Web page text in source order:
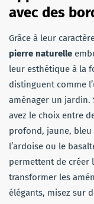
avec des
Grâce à leur
pierre naturelle
leur esthétique à la
distinguent comme
aménager un jardin.
avez le choix entre
profond, jaune, bleu
l’ardoise ou le
permettent de créer
transformer les
élégants, misez sur